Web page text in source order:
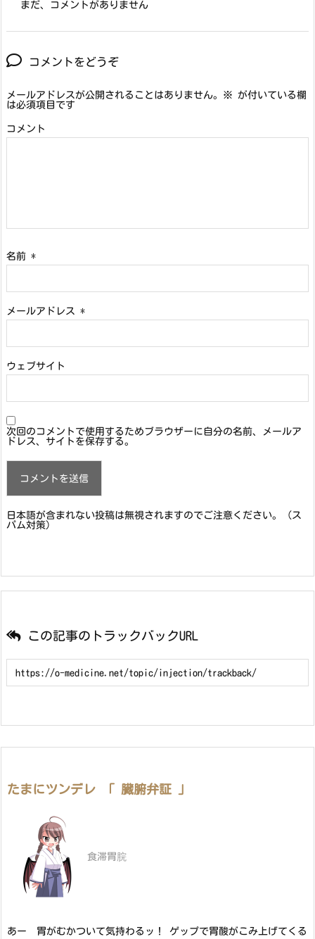
まだ、コメントがありません
コメントをどうぞ
メールアドレスが公開されることはありません。 ※ が付いている欄
は必須項目です
コメント
名前 *
メールアドレス *
ウェブサイト
次回のコメントで使用するためブラウザーに自分の名前、メールア
ドレス、サイトを保存する。
日本語が含まれない投稿は無視されますのでご注意ください。（ス
パム対策）
この記事のトラックバックURL
たまにツンデレ 「 臓腑弁証 」
食滞胃脘
あー 胃がむかついて気持わるッ！ ゲップで胃酸がこみ上げてくる